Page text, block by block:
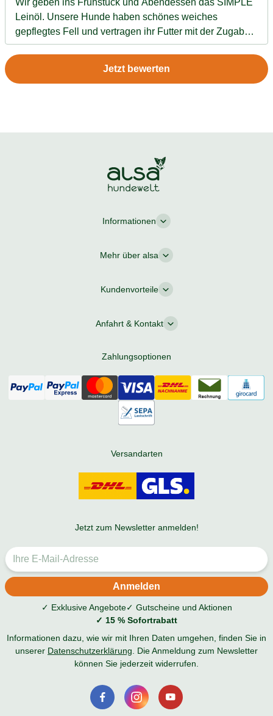
Leinöl. Unsere Hunde haben schönes weiches
gepflegtes Fell und vertragen ihr Futter mit der Zugabe
sehr gut. Preis/Leistung sind prima, es gibt so viele Öle,
Jetzt bewerten
Informationen
Mehr über alsa
Kundenvorteile
Anfahrt & Kontakt
Zahlungsoptionen
Versandarten
Jetzt zum Newsletter anmelden!
✓ Exklusive Angebote✓ Gutscheine und Aktionen
✓ 15 % Sofortrabatt
Informationen dazu, wie wir mit Ihren Daten umgehen, finden Sie in
unserer Datenschutzerklärung . Die Anmeldung zum Newsletter
können Sie jederzeit widerrufen.